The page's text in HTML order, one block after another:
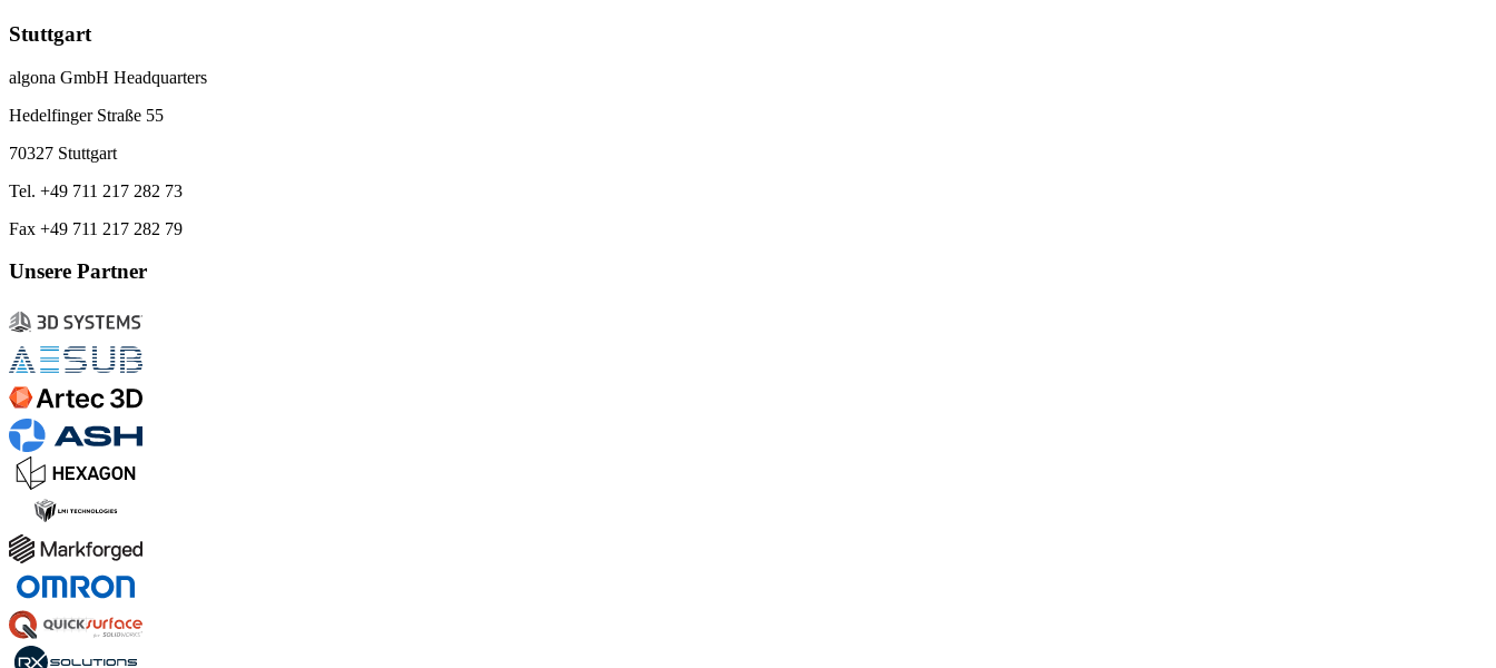
Stuttgart
algona GmbH Headquarters
Hedelfinger Straße 55
70327 Stuttgart
Tel. +49 711 217 282 73
Fax +49 711 217 282 79
Unsere Partner